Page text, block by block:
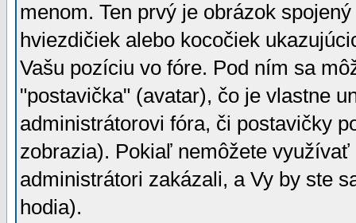
menom. Ten prvý je obrázok
hviezdičiek alebo kocočiek
Vašu pozíciu vo fóre. Pod ním sa
"postavička" (avatar), čo je vlastne
administrátorovi fóra, či postavičky
zobrazia). Pokiaľ nemôžete
administrátori zakázali, a Vy by ste
hodia).